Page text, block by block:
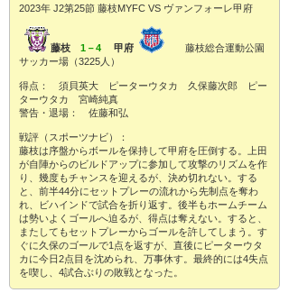
2023年 J2第25節 藤枝MYFC VS ヴァンフォーレ甲府
藤枝 1－4 甲府
藤枝総合運動公園
サッカー場（3225人）
得点： 須貝英大 ピーターウタカ 久保藤次郎 ピー
ターウタカ 宮崎純真
警告・退場： 佐藤和弘
戦評（スポーツナビ）：
藤枝は序盤からボールを保持して甲府を圧倒する。上田
が自陣からのビルドアップに参加して攻撃のリズムを作
り、幾度もチャンスを迎えるが、決め切れない。する
と、前半44分にセットプレーの流れから先制点を奪わ
れ、ビハインドで試合を折り返す。後半もホームチーム
は勢いよくゴールへ迫るが、得点は奪えない。すると、
またしてもセットプレーからゴールを許してしまう。す
ぐに久保のゴールで1点を返すが、直後にピーターウタ
カに今日2点目を沈められ、万事休す。最終的には4失点
を喫し、4試合ぶりの敗戦となった。